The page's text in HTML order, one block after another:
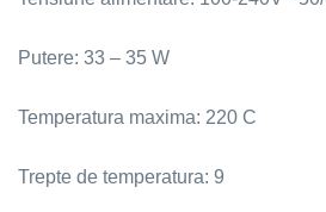
Putere: 33 – 35 W
Temperatura maxima: 220 C
Trepte de temperatura: 9